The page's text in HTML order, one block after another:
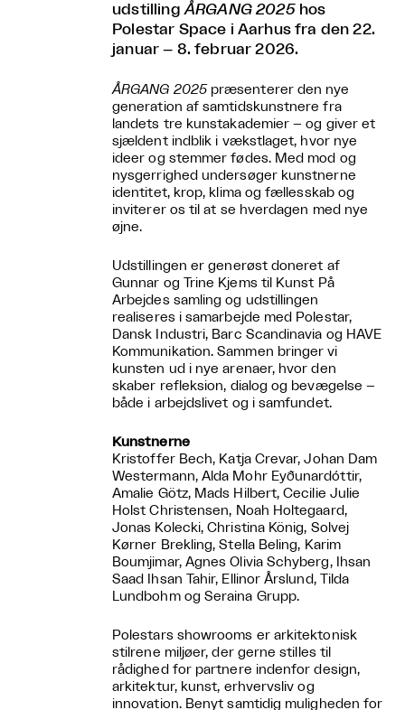
udstilling ÅRGANG 2025hos
Polestar Space i Aarhus fra den 22.
januar – 8. februar 2026.
ÅRGANG 2025præsenterer den nye
generation af samtidskunstnere fra
landets tre kunstakademier – og giver et
sjældent indblik i vækstlaget, hvor nye
ideer og stemmer fødes. Med mod og
nysgerrighed undersøger kunstnerne
identitet, krop, klima og fællesskab og
inviterer os til at se hverdagen med nye
øjne.
Udstillingen er generøst doneret af
Gunnar og Trine Kjems til Kunst På
Arbejdes samling og udstillingen
realiseres i samarbejde med Polestar,
Dansk Industri, Barc Scandinavia og HAVE
Kommunikation. Sammen bringer vi
kunsten ud i nye arenaer, hvor den
skaber refleksion, dialog og bevægelse –
både i arbejdslivet og i samfundet.
Kunstnerne
Kristoffer Bech, Katja Crevar, Johan Dam
Westermann, Alda Mohr Eyðunardóttir,
Amalie Götz, Mads Hilbert, Cecilie Julie
Holst Christensen, Noah Holtegaard,
Jonas Kolecki, Christina König, Solvej
Kørner Brekling, Stella Beling, Karim
Boumjimar, Agnes Olivia Schyberg, Ihsan
Saad Ihsan Tahir, Ellinor Årslund, Tilda
Lundbohm og Seraina Grupp.
Polestars showrooms er arkitektonisk
stilrene miljøer, der gerne stilles til
rådighed for partnere indenfor design,
arkitektur, kunst, erhvervsliv og
innovation. Benyt samtidig muligheden for